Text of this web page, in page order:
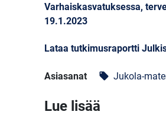
Varhaiskasvatuksessa,
19.1.2023
Lataa tutkimusraportti
Asiasanat local_offer Jukola-
Lue lisää